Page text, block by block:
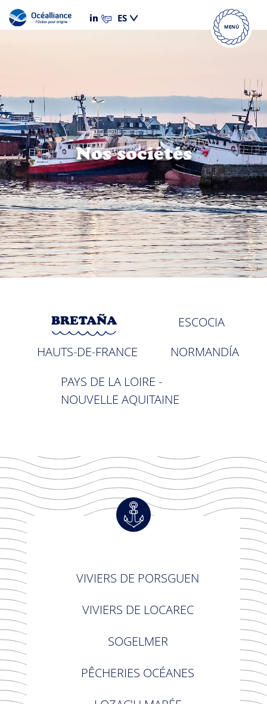
MENÚ
Nos sociétés
BRETAÑA
ESCOCIA
HAUTS-DE-FRANCE
NORMANDÍA
PAYS DE LA LOIRE -
NOUVELLE AQUITAINE
VIVIERS DE PORSGUEN
VIVIERS DE LOCAREC
SOGELMER
PÊCHERIES OCÉANES